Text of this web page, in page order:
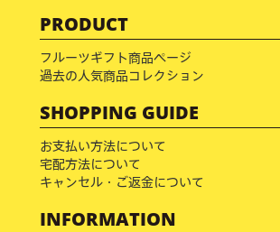
PRODUCT
フルーツギフト商品ページ
過去の人気商品コレクション
SHOPPING GUIDE
お支払い方法について
宅配方法について
キャンセル・ご返金について
INFORMATION